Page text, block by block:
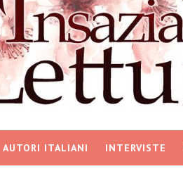
AUTORI ITALIANI INTERVISTE